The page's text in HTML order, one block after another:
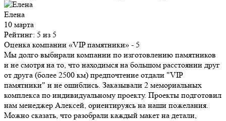
Елена
10 марта
Рейтинг: 5 из 5
Оценка компании «VIP памятники» - 5
Мы долго выбирали компании по изготовлению памятников
и не смотря на то, что находимся на большом расстоянии друг
от друга (более 2500 км) предпочтение отдали "VIP
памятники" и не ошиблись. Заказывали 2 мемориальных
комплекса по индивидуальному проекту. Проекты подготовил
нам менеджер Алексей, ориентируясь на наши пожелания.
Можно сказать, что разобрали каждый макет на детали,